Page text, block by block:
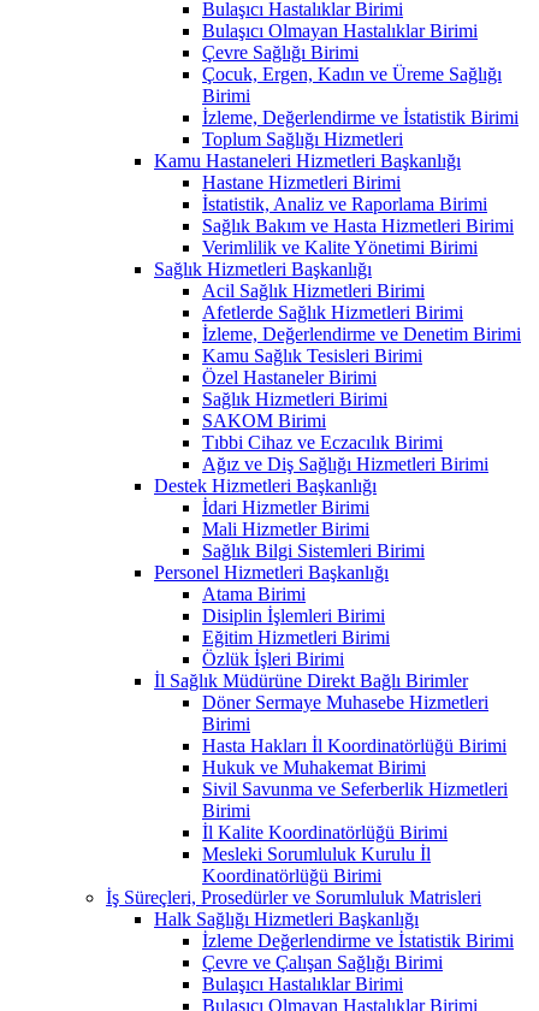
Bulaşıcı Hastalıklar Birimi
Bulaşıcı Olmayan Hastalıklar Birimi
Çevre Sağlığı Birimi
Çocuk, Ergen, Kadın ve Üreme Sağlığı
Birimi
İzleme, Değerlendirme ve İstatistik Birimi
Toplum Sağlığı Hizmetleri
Kamu Hastaneleri Hizmetleri Başkanlığı
Hastane Hizmetleri Birimi
İstatistik, Analiz ve Raporlama Birimi
Sağlık Bakım ve Hasta Hizmetleri Birimi
Verimlilik ve Kalite Yönetimi Birimi
Sağlık Hizmetleri Başkanlığı
Acil Sağlık Hizmetleri Birimi
Afetlerde Sağlık Hizmetleri Birimi
İzleme, Değerlendirme ve Denetim Birimi
Kamu Sağlık Tesisleri Birimi
Özel Hastaneler Birimi
Sağlık Hizmetleri Birimi
SAKOM Birimi
Tıbbi Cihaz ve Eczacılık Birimi
Ağız ve Diş Sağlığı Hizmetleri Birimi
Destek Hizmetleri Başkanlığı
İdari Hizmetler Birimi
Mali Hizmetler Birimi
Sağlık Bilgi Sistemleri Birimi
Personel Hizmetleri Başkanlığı
Atama Birimi
Disiplin İşlemleri Birimi
Eğitim Hizmetleri Birimi
Özlük İşleri Birimi
İl Sağlık Müdürüne Direkt Bağlı Birimler
Döner Sermaye Muhasebe Hizmetleri
Birimi
Hasta Hakları İl Koordinatörlüğü Birimi
Hukuk ve Muhakemat Birimi
Sivil Savunma ve Seferberlik Hizmetleri
Birimi
İl Kalite Koordinatörlüğü Birimi
Mesleki Sorumluluk Kurulu İl
Koordinatörlüğü Birimi
İş Süreçleri, Prosedürler ve Sorumluluk Matrisleri
Halk Sağlığı Hizmetleri Başkanlığı
İzleme Değerlendirme ve İstatistik Birimi
Çevre ve Çalışan Sağlığı Birimi
Bulaşıcı Hastalıklar Birimi
Bulaşıcı Olmayan Hastalıklar Birimi